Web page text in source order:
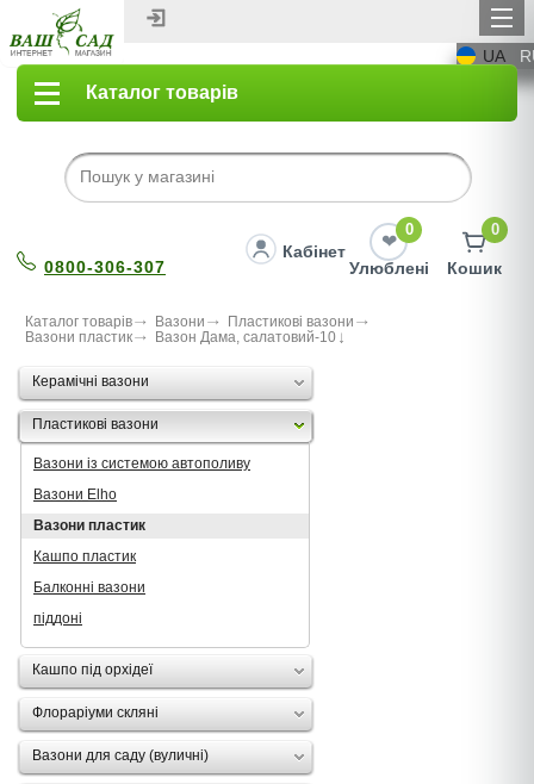
UA
Каталог товарів
0800-306-307
Кабінет
0
Улюблені
0
Кошик
Каталог товарів Вазони
Пластикові вазони
Вазони пластик
Вазон Дама, салатовий-10
Керамічні вазони
Пластикові вазони
Вазони із системою автополиву
Вазони Elho
Вазони пластик
Кашпо пластик
Балконні вазони
піддоні
Кашпо під орхідеї
Флораріуми скляні
Вазони для саду (вуличні)